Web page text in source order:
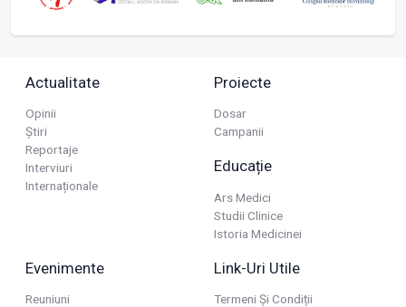
Actualitate
Opinii
Știri
Reportaje
Interviuri
Internaționale
Proiecte
Dosar
Campanii
Educație
Ars Medici
Studii Clinice
Istoria Medicinei
Evenimente
Reuniuni
Link-Uri Utile
Termeni Și Condiții